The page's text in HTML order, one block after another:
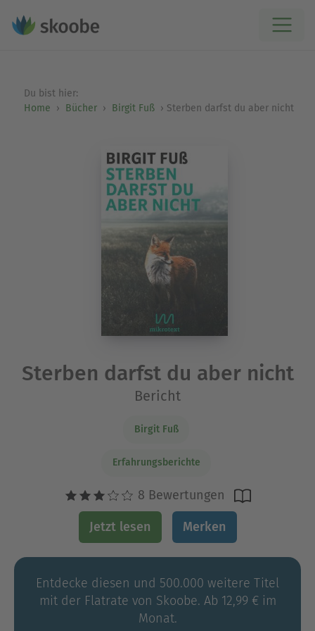
Du bist hier:
Home
Bücher Birgit Fuß Sterben darfst du aber nicht
Sterben darfst du aber nicht
Bericht
Birgit Fuß
Erfahrungsberichte
8 Bewertungen
Jetzt lesen Merken
Entdecke diesen und 500.000 weitere Titel
mit der Flatrate von Skoobe. Ab 12,99 € im
Monat.